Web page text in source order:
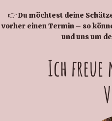
👉 Du möchtest deine
vorher einen Termin – so
und uns um
Ich freue